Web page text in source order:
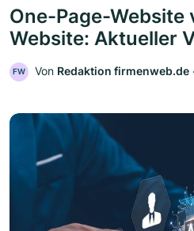
One-Page-Website
Website: Aktueller
FW Von Redaktion firmenweb.de ‧